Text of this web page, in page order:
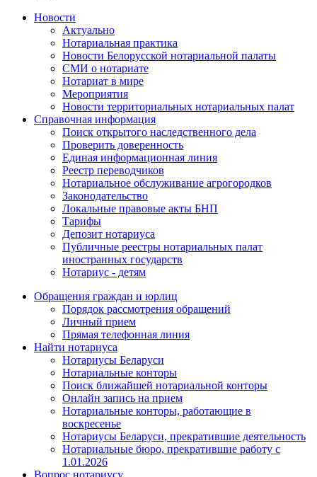
Новости
Актуально
Нотариальная практика
Новости Белорусской нотариальной палаты
СМИ о нотариате
Нотариат в мире
Мероприятия
Новости территориальных нотариальных палат
Справочная информация
Поиск открытого наследственного дела
Проверить доверенность
Единая информационная линия
Реестр переводчиков
Нотариальное обслуживание агрогородков
Законодательство
Локальные правовые акты БНП
Тарифы
Депозит нотариуса
Публичные реестры нотариальных палат
иностранных государств
Нотариус - детям
Обращения граждан и юрлиц
Порядок рассмотрения обращений
Личный прием
Прямая телефонная линия
Найти нотариуса
Нотариусы Беларуси
Нотариальные конторы
Поиск ближайшей нотариальной конторы
Онлайн запись на прием
Нотариальные конторы, работающие в
воскресенье
Нотариусы Беларуси, прекратившие деятельность
Нотариальные бюро, прекратившие работу с
1.01.2026
Вопрос нотариусу